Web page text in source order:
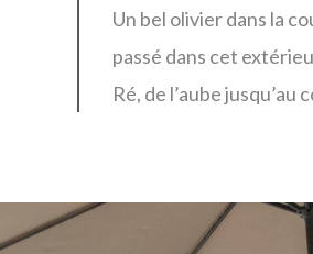
Un bel olivier dans la
passé dans cet
Ré, de l’aube